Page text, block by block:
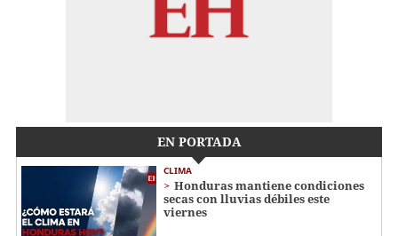
EN PORTADA
CLIMA
Honduras mantiene condiciones
secas con lluvias débiles este
viernes